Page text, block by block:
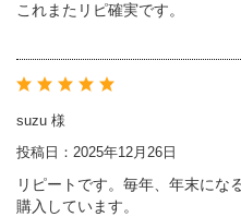
これまたリピ確実です。
suzu 様
投稿日：2025年12月26日
リピートです。毎年、年末にな
購入しています。